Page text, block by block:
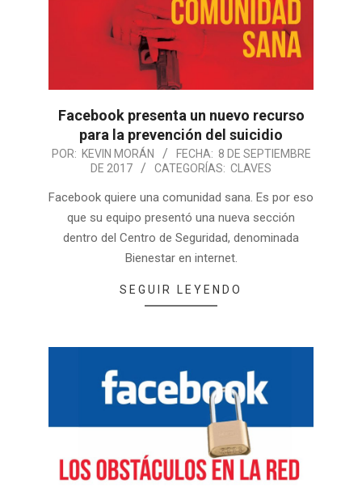
Facebook presenta un nuevo recurso
para la prevención del suicidio
POR: KEVIN MORÁN FECHA: 8 DE SEPTIEMBRE
DE 2017
CATEGORÍAS: CLAVES
Facebook quiere una comunidad sana. Es por eso
que su equipo presentó una nueva sección
dentro del Centro de Seguridad, denominada
Bienestar en internet.
SEGUIR LEYENDO